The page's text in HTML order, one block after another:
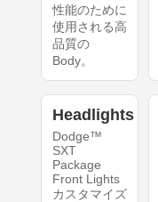
性能のために
使用される高
品質の
Body。
Headlights
Dodge™
SXT
Package
Front Lights
カスタマイズ